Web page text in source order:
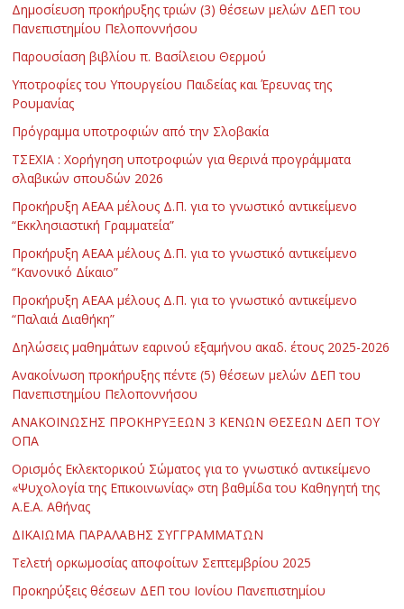
Δημοσίευση προκήρυξης τριών (3) θέσεων μελών ΔΕΠ του
Πανεπιστημίου Πελοποννήσου
Παρουσίαση βιβλίου π. Βασίλειου Θερμού
Υποτροφίες του Υπουργείου Παιδείας και Έρευνας της
Ρουμανίας
Πρόγραμμα υποτροφιών από την Σλοβακία
ΤΣΕΧΙΑ : Χορήγηση υποτροφιών για θερινά προγράμματα
σλαβικών σπουδών 2026
Προκήρυξη ΑΕΑΑ μέλους Δ.Π. για το γνωστικό αντικείμενο
“Εκκλησιαστική Γραμματεία”
Προκήρυξη ΑΕΑΑ μέλους Δ.Π. για το γνωστικό αντικείμενο
“Κανονικό Δίκαιο”
Προκήρυξη ΑΕΑΑ μέλους Δ.Π. για το γνωστικό αντικείμενο
“Παλαιά Διαθήκη”
Δηλώσεις μαθημάτων εαρινού εξαμήνου ακαδ. έτους 2025-2026
Ανακοίνωση προκήρυξης πέντε (5) θέσεων μελών ΔΕΠ του
Πανεπιστημίου Πελοποννήσου
ΑΝΑΚΟΙΝΩΣΗΣ ΠΡΟΚΗΡΥΞΕΩΝ 3 ΚΕΝΩΝ ΘΕΣΕΩΝ ΔΕΠ ΤΟΥ
ΟΠΑ
Ορισμός Εκλεκτορικού Σώματος για το γνωστικό αντικείμενο
«Ψυχολογία της Επικοινωνίας» στη βαθμίδα του Καθηγητή της
Α.Ε.Α. Αθήνας
ΔΙΚΑΙΩΜΑ ΠΑΡΑΛΑΒΗΣ ΣΥΓΓΡΑΜΜΑΤΩΝ
Τελετή ορκωμοσίας αποφοίτων Σεπτεμβρίου 2025
Προκηρύξεις θέσεων ΔΕΠ του Ιονίου Πανεπιστημίου